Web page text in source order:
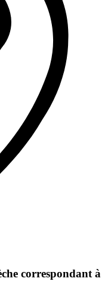
correspondant à